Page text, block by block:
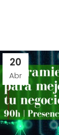
20
Abr